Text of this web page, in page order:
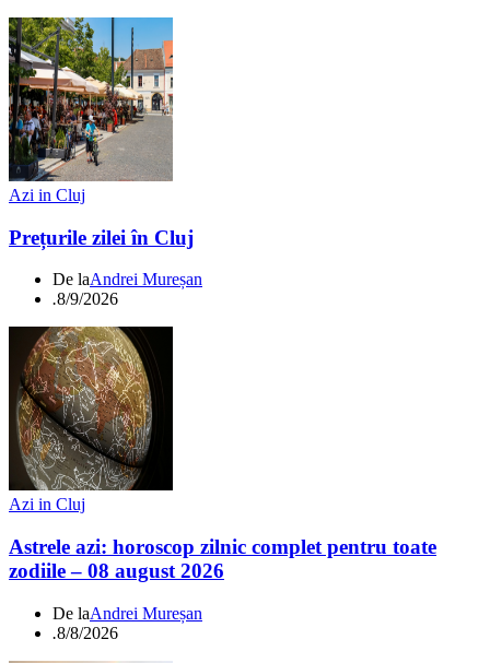
Azi in Cluj
Prețurile zilei în Cluj
De laAndrei Mureșan
.8/9/2026
Azi in Cluj
Astrele azi: horoscop zilnic complet pentru toate
zodiile – 08 august 2026
De laAndrei Mureșan
.8/8/2026